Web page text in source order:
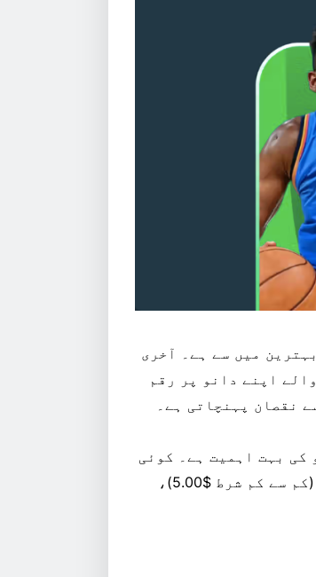
ایک خصوصی NBA پروموشن کے لیے، Stake's Close Loss Refund بہترین میں سے ہے۔ آخری
اپنے دانو پر رقم
دکھایا، اس پرومو کی بہت اہمیت ہے۔ کوئی
بھی جس نے ونر (بشمول OT) مارکیٹ میں تھنڈر پر شرط لگائی (کم سے کم شرط $5.00)،